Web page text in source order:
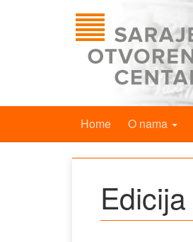
Home O nama